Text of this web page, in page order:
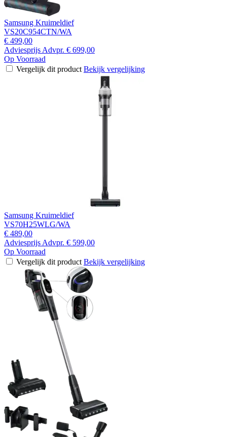
Samsung Kruimeldief
VS20C954CTN/WA
€ 499,00
Adviesprijs Advpr. € 699,00
Op Voorraad
Vergelijk dit product Bekijk vergelijking
Samsung Kruimeldief
VS70H25WLG/WA
€ 489,00
Adviesprijs Advpr. € 599,00
Op Voorraad
Vergelijk dit product Bekijk vergelijking